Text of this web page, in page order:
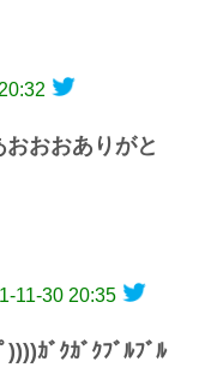
おおおありがと
11-30 20:35
ｶﾞｸｶﾞｸﾌﾞﾙﾌﾞﾙ